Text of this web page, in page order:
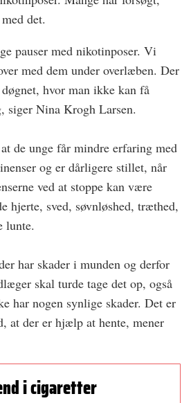
det.
pauser med nikotin­poser. Vi
med dem under overlæben. Der
hvor man ikke kan få
siger Nina Krogh Larsen.
de unge får mindre erfaring med
og er dårligere stillet, når
ved at stoppe kan være
hjerte, sved, søvnløshed, træthed,
lunte.
har skader i munden og derfor
skal turde tage det op, også
har nogen synlige skader. Det er
at der er hjælp at hente, mener
i cigaretter